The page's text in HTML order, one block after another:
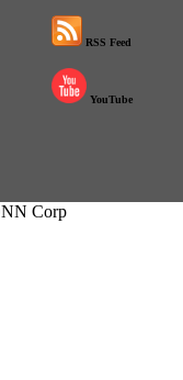
RSS Feed
YouTube
Corp